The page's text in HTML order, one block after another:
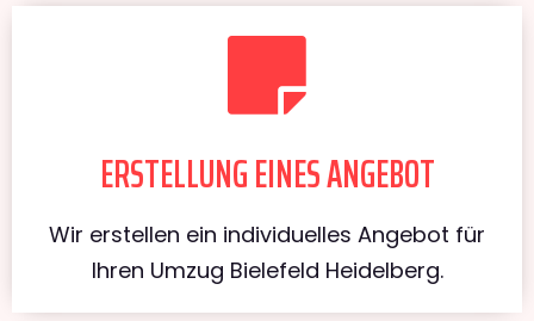
ERSTELLUNG EINES ANGEBOT
Wir erstellen ein individuelles Angebot für
Ihren Umzug Bielefeld Heidelberg.